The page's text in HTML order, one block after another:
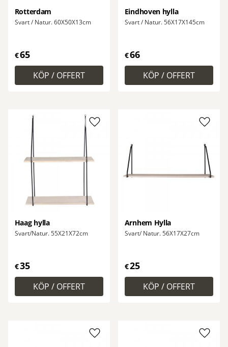
Rotterdam
Svart / Natur. 60X50X13cm
€65
Eindhoven hylla
Svart / Natur. 56X17X145cm
€66
Haag hylla
Svart/Natur. 55X21X72cm
€35
Lägg till i favoriter
Arnhem Hylla
Svart/ Natur. 56X17X27cm
€25
Lägg
Lägg till i favoriter Lägg